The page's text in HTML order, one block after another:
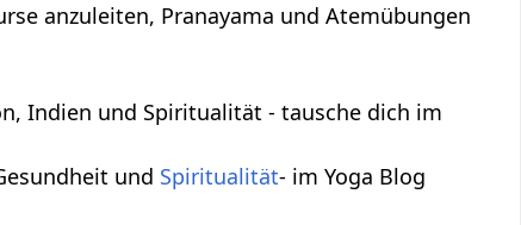
anzuleiten, Pranayama und Atemübungen
Indien und Spiritualität - tausche dich im
und Spiritualität- im Yoga Blog